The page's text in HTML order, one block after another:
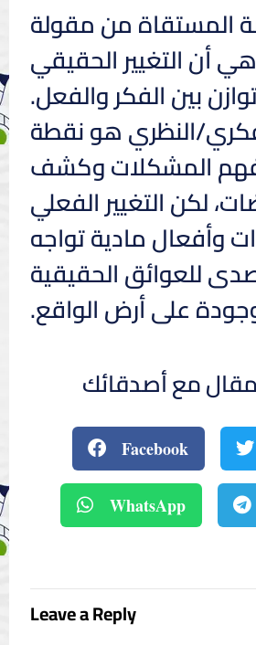
المستقاة من مقولة
أن التغيير الحقيقي
بين الفكر والفعل.
النظري هو نقطة
المشكلات وكشف
لكن التغيير الفعلي
وأفعال مادية تواجه
للعوائق الحقيقية
على أرض الواقع.
مع أصدقائك
Facebook
WhatsApp
Leave a Reply